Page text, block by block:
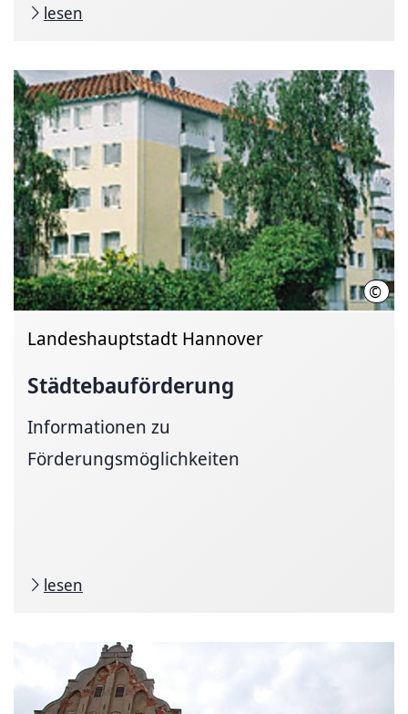
lesen
©
Landeshauptstadt Hannover
Städtebauförderung
Informationen zu
Förderungsmöglichkeiten
lesen